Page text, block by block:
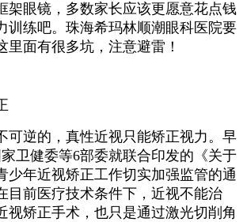
架眼镜，多数家长应该更愿意花点钱
练吧。 珠海希玛林顺潮眼科医院要
里面有很多坑，注意避雷！
可逆的，真性近视只能矫正视力。 早
卫健委等6部委就联合印发的《关于
少年近视矫正工作切实加强监管的通
目前医疗技术条件下，近视不能治
视矫正手术，也只是通过激光切削角